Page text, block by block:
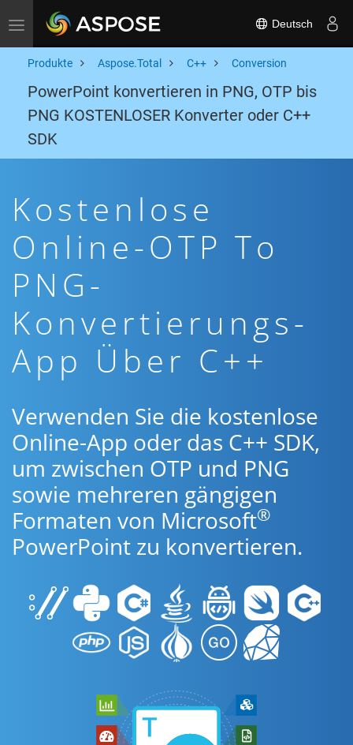
Toggle navigation Deutsch
Produkte Aspose.Total C++ Conversion
PowerPoint konvertieren in PNG, OTP bis
PNG KOSTENLOSER Konverter oder C++
SDK
Kostenlose
Online-OTP To
PNG-
Konvertierungs-
App Über C++
Verwenden Sie die kostenlose
Online-App oder das C++ SDK,
um zwischen OTP und PNG
sowie mehreren gängigen
Formaten von Microsoft®
PowerPoint zu konvertieren.